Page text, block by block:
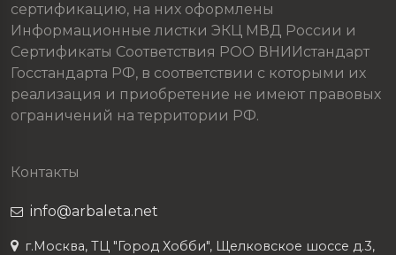
сертификацию, на них оформлены
Информационные листки ЭКЦ МВД России и
Сертификаты Соответствия РОО ВНИИстандарт
Госстандарта РФ, в соответствии с которыми их
реализация и приобретение не имеют правовых
ограничений на территории РФ.
Контакты
info@arbaleta.net
г.Москва, ТЦ "Город Хобби", Щелковское шоссе д.3,